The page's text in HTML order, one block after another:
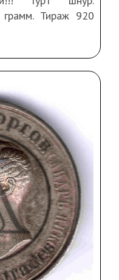
Тираж 920
на аукционах.